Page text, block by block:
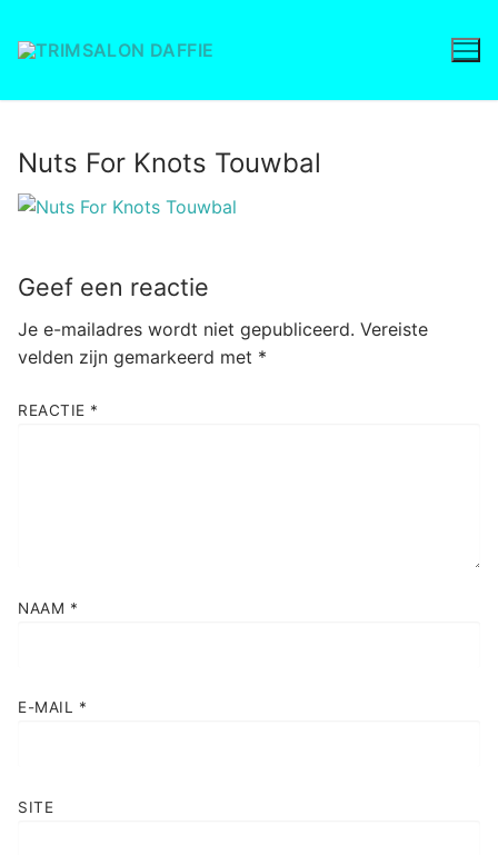
naar
inhoud
Nuts For Knots Touwbal
Geef een reactie
Je e-mailadres wordt niet gepubliceerd. Vereiste
velden zijn gemarkeerd met *
REACTIE *
NAAM *
E-MAIL *
SITE